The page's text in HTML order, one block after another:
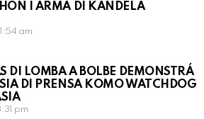
I ARMA DI KANDELA
am
DI LOMBA A BOLBE DEMONSTRÁ
DI PRENSA KOMO WATCHDOG
pm